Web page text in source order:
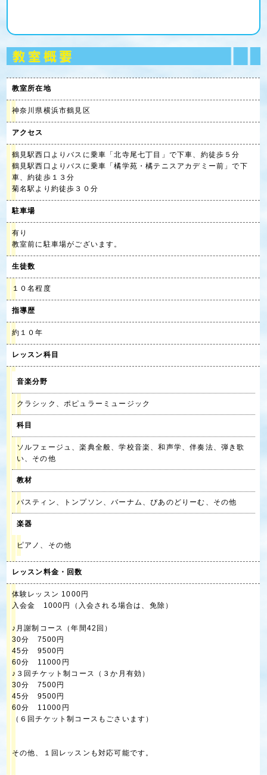
教室所在地
神奈川県横浜市鶴見区
アクセス
鶴見駅西口よりバスに乗車「北寺尾七丁目」で下車、約徒歩５分
鶴見駅西口よりバスに乗車「橘学苑・橘テニスアカデミー前」で下
車、約徒歩１３分
菊名駅より約徒歩３０分
駐車場
有り
教室前に駐車場がございます。
生徒数
１０名程度
指導歴
約１０年
レッスン科目
音楽分野
クラシック、ポピュラーミュージック
科目
ソルフェージュ、楽典全般、学校音楽、和声学、伴奏法、弾き歌
い、その他
教材
バスティン、トンプソン、バーナム、ぴあのどりーむ、その他
楽器
ピアノ、その他
レッスン料金・回数
体験レッスン 1000円
入会金 1000円（入会される場合は、免除）
♪月謝制コース（年間42回）
30分 7500円
45分 9500円
60分 11000円
♪３回チケット制コース（３か月有効）
30分 7500円
45分 9500円
60分 11000円
（６回チケット制コースもごさいます）
その他、１回レッスンも対応可能です。